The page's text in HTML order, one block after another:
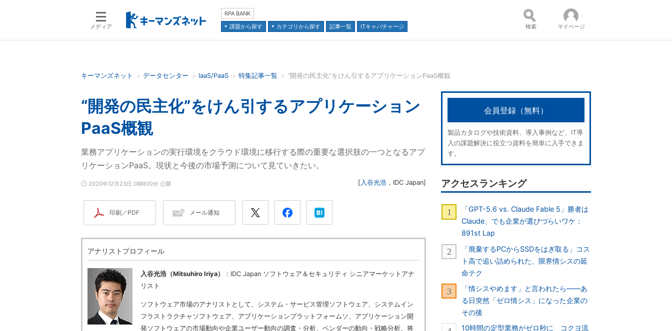
メディア
RPA BANK
課題から探す
カテゴリから探す 記事一覧 ITキャパチャージ
検索語を入力してください 並び順：
検索 マイページ
キーマンズネット データセンター IaaS/PaaS 特集記事一覧 “開発の民主化”をけん引するアプリケーションPaaS概観
“開発の民主化”をけん引するアプリケーション
PaaS概観
業務アプリケーションの実行環境をクラウド環境に移行する際の重要な選択肢の一つとなるアプ
リケーションPaaS。現状と今後の市場予測について見ていきたい。
2020年12月23日 08時00分 公開 [入谷光浩 ， IDC Japan]
印刷／PDF メール通知
アナリストプロフィール
入谷光浩（Mitsuhiro Iriya）
：IDC Japan ソフトウェア＆セキュリティ シニアマーケットアナ
リスト
ソフトウェア市場のアナリストとして、システム・サービス管理ソフトウェア、システムイン
フラストラクチャソフトウェア、アプリケーションプラットフォームソ、アプリケーション開
発ソフトウェアの市場動向や企業ユーザー動向の調査・分析、ベンダーの動向・戦略分析、将
会員登録（無料）
製品カタログや技術資料、導入事例など、IT導
入の課題解決に役立つ資料を簡単に入手できま
す。
アクセスランキング
「GPT-5.6 vs. Claude Fable 5」勝者は
Claude、でも企業が選びづらいワケ：
891st Lap
「廃棄するPCからSSDをはぎ取る」コス
ト高で追い詰められた、限界情シスの延
命テク
「情シスやめます」と言われたら――あ
る日突然「ゼロ情シス」になった企業の
その後
10時間の定型業務がゼロ秒に コクヨ流